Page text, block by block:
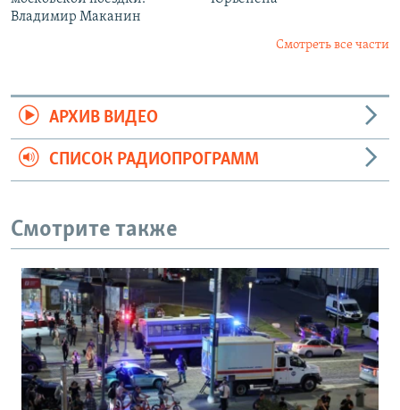
Владимир Маканин
Смотреть все части
АРХИВ ВИДЕО
СПИСОК РАДИОПРОГРАММ
Смотрите также